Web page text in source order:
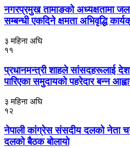
नगरप्रमुख तामाङको अध्यक्षतामा
सम्बन्धी एकदिने क्षमता अभिवृद्धि
३ महिना अघि
११
प्रधानमन्त्री शाहले सांसदहरूलाई
पारिएका समुदायको पहरेदार बन्न
३ महिना अघि
१२
नेपाली कांग्रेस संसदीय दलको नेता
दलको बैठक बोलायो